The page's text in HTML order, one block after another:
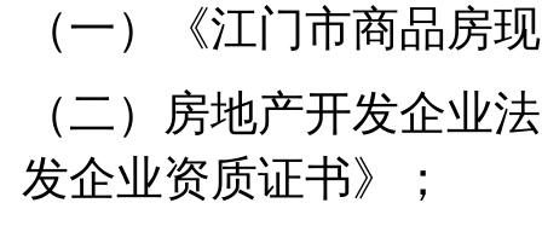
（一）《江门市商品房
（二）房地产开发企业
发企业资质证书》；